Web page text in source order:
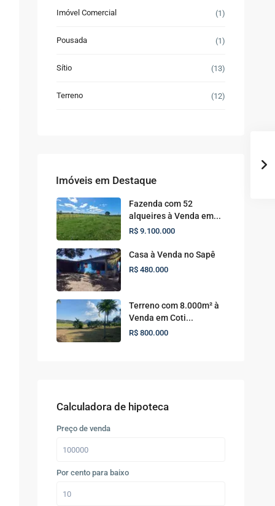
Imóvel Comercial (1)
Pousada (1)
Sítio (13)
Terreno (12)
Imóveis em Destaque
Fazenda com 52
alqueires à Venda em...
R$ 9.100.000
Casa à Venda no Sapê
R$ 480.000
Terreno com 8.000m² à
Venda em Coti...
R$ 800.000
Calculadora de hipoteca
Preço de venda
Por cento para baixo